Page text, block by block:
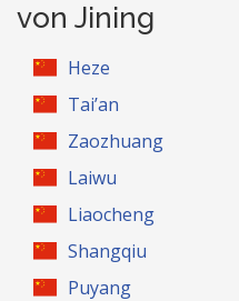
von Jining
Heze
Tai’an
Zaozhuang
Laiwu
Liaocheng
Shangqiu
Puyang